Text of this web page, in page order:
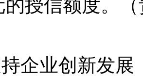
的授信额度。
企业创新发展